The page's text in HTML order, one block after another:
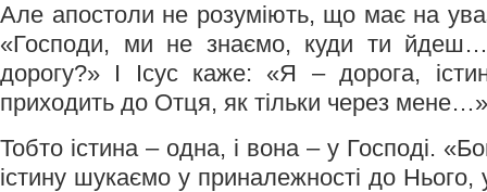
Але апостоли не розуміють, що має на
«Господи, ми не знаємо, куди ти
дорогу?» І Ісус каже: «Я – дорога,
приходить до Отця, як тільки через мене…»
Тобто істина – одна, і вона – у Господі.
істину шукаємо у приналежності до Нього,